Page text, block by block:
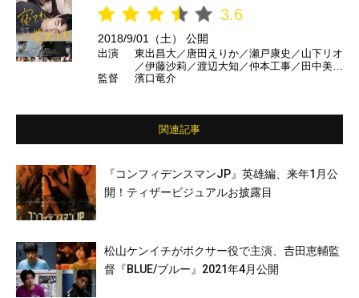
3.6
2018/9/01（土） 公開
出演
東出昌大／唐田えりか／瀬戸康史／山下リオ
／伊藤沙莉／渡辺大知／仲本工事／田中美佐
子 ほか
監督 濱口竜介
関連記事
『コンフィデンスマンJP』英雄編、来年1月公
開！ティザービジュアルお披露目
松山ケンイチがボクサー役で主演、𠮷田恵輔監
督『BLUE/ブルー』2021年4月公開